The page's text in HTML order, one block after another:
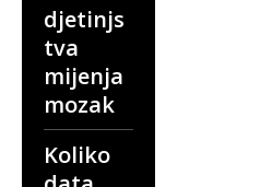
djetinjs
tva
mijenja
mozak
Koliko